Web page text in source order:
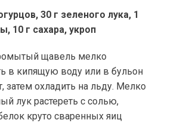
30 г зеленого лука, 1
10 г сахара, укроп
щавель мелко
в кипящую воду или в бульон
затем охладить на льду. Мелко
лук растереть с солью,
круто сваренных яиц